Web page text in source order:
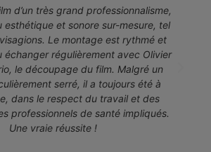
d’un très grand professionnalisme,
esthétique et sonore sur-mesure, tel
Le montage est rythmé et
échanger régulièrement avec Olivier
le découpage du film. Malgré un
serré, il a toujours été à
dans le respect du travail et des
professionnels de santé impliqués.
Une vraie réussite !